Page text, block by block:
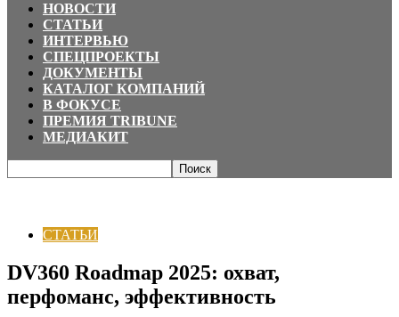
НОВОСТИ
СТАТЬИ
ИНТЕРВЬЮ
СПЕЦПРОЕКТЫ
ДОКУМЕНТЫ
КАТАЛОГ КОМПАНИЙ
В ФОКУСЕ
ПРЕМИЯ TRIBUNE
МЕДИАКИТ
СТАТЬИ
DV360 Roadmap 2025: охват,
перфоманс, эффективность